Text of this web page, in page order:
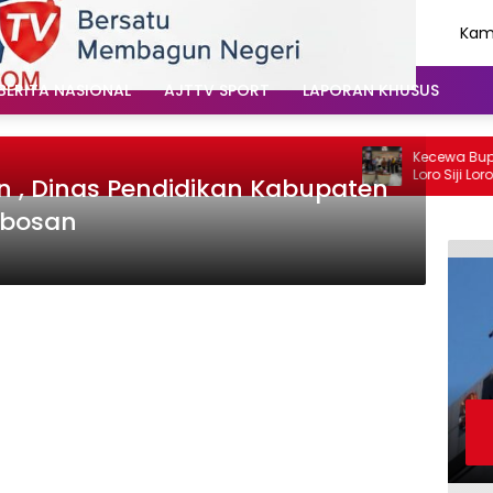
NASIONAL AJTTV SPORT LAPORAN KHUSUS
Kecewa Bupat
Loro Siji Loro
Jalan Rusak
, Dinas Pendidikan Kabupaten